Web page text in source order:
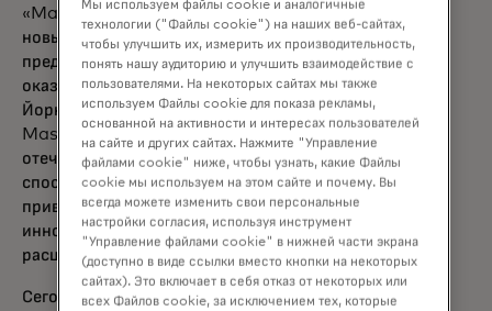
«Mastercard продолжает устанавливать
новые стандарты для платежной индустрии,
предлагая глобальные решения, которые
оказывают локальное влияние», — сказал
Йорн Ламберт, директор по продукту
Mastercard. «Наша работа с
отечественными сетями и альтернативными
способами оплаты подчёркивает нашу
приверженность внедрению значимых
инноваций. С Mastercard Pay Local мы
расширяем границы принятия услуг.»
Сегодня целый ряд цифровых кошельков
Мы используем файлы cookie и аналогичные
технологии ("Файлы cookie") на наших веб-сайтах,
чтобы улучшить их, измерить их производительность,
понять нашу аудиторию и улучшить взаимодействие с
пользователями. На некоторых сайтах мы также
используем Файлы cookie для показа рекламы,
основанной на активности и интересах пользователей
на сайте и других сайтах. Нажмите "Управление
файлами cookie" ниже, чтобы узнать, какие Файлы
cookie мы используем на этом сайте и почему. Вы
всегда можете изменить свои персональные
настройки согласия, используя инструмент
"Управление файлами cookie" в нижней части экрана
(доступно в виде ссылки вместо кнопки на некоторых
сайтах). Это включает в себя отказ от некоторых или
всех Файлов cookie, за исключением тех, которые